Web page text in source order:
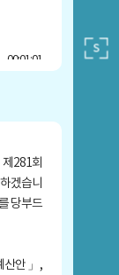
00:01:01
281회
겠습니
당부드
산안」,